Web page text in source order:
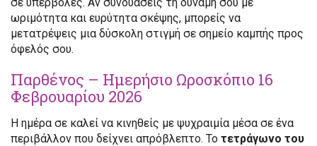
ωριμότητα και ευρύτητα σκέψης, μπορείς να
μετατρέψεις μια δύσκολη στιγμή σε σημείο καμπής προς
όφελός σου.
Παρθένος – Ημερήσιο Ωροσκόπιο 16
Φεβρουαρίου 2026
Η ημέρα σε καλεί να κινηθείς με ψυχραιμία μέσα σε ένα
περιβάλλον που δείχνει απρόβλεπτο. Το τετράγωνο του